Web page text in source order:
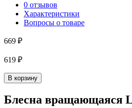
0 отзывов
Характеристики
Вопросы о товаре
669 ₽
619 ₽
В корзину
Блесна вращающаяся